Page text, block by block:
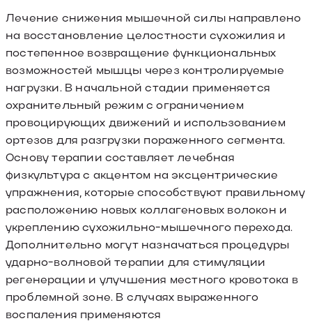
Лечение снижения мышечной силы направлено
на восстановление целостности сухожилия и
постепенное возвращение функциональных
возможностей мышцы через контролируемые
нагрузки. В начальной стадии применяется
охранительный режим с ограничением
провоцирующих движений и использованием
ортезов для разгрузки пораженного сегмента.
Основу терапии составляет лечебная
физкультура с акцентом на эксцентрические
упражнения, которые способствуют правильному
расположению новых коллагеновых волокон и
укреплению сухожильно-мышечного перехода.
Дополнительно могут назначаться процедуры
ударно-волновой терапии для стимуляции
регенерации и улучшения местного кровотока в
проблемной зоне. В случаях выраженного
воспаления применяются